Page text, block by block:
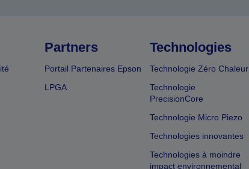
Partners
Portail Partenaires Epson
LPGA
Technologies
Technologie Zéro Chaleur
Technologie
PrecisionCore
Technologie Micro Piezo
Technologies innovantes
Technologies à moindre
impact environnemental